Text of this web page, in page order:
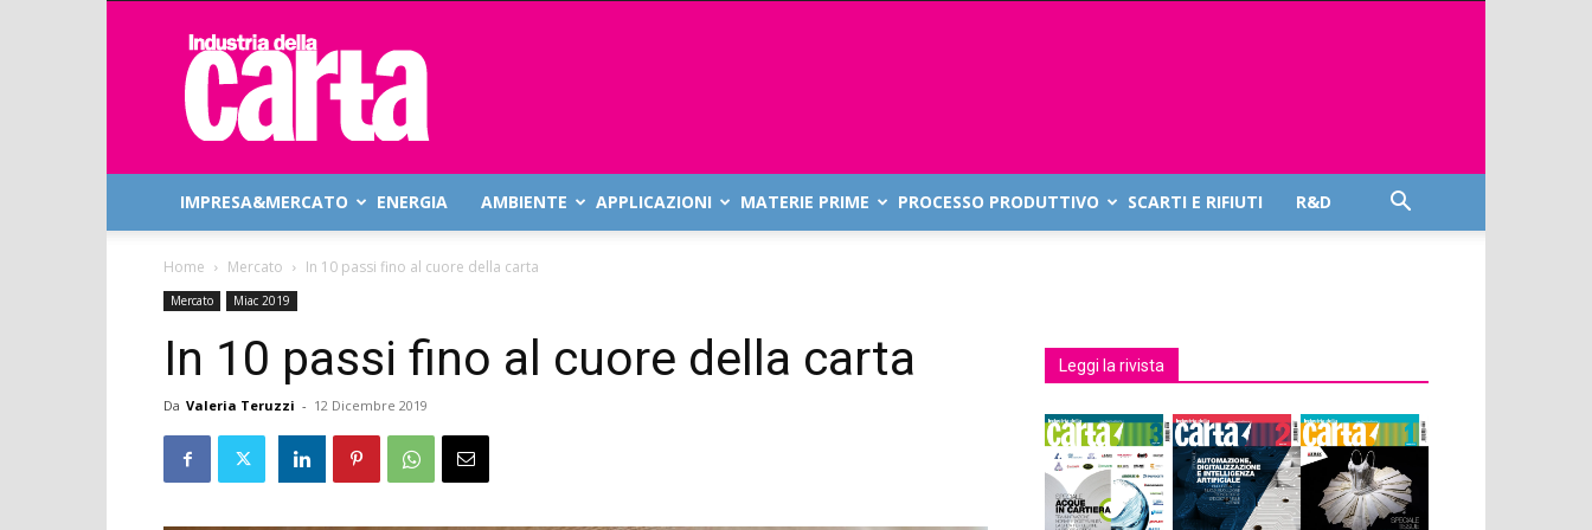
Industria
della
Carta
IMPRESA&MERCATO ENERGIA AMBIENTE APPLICAZIONI MATERIE PRIME PROCESSO PRODUTTIVO SCARTI E RIFIUTI R&D
Home Mercato In 10 passi fino al cuore della carta
Mercato Miac 2019
In 10 passi fino al cuore della carta
Da Valeria Teruzzi - 12 Dicembre 2019
Leggi la rivista